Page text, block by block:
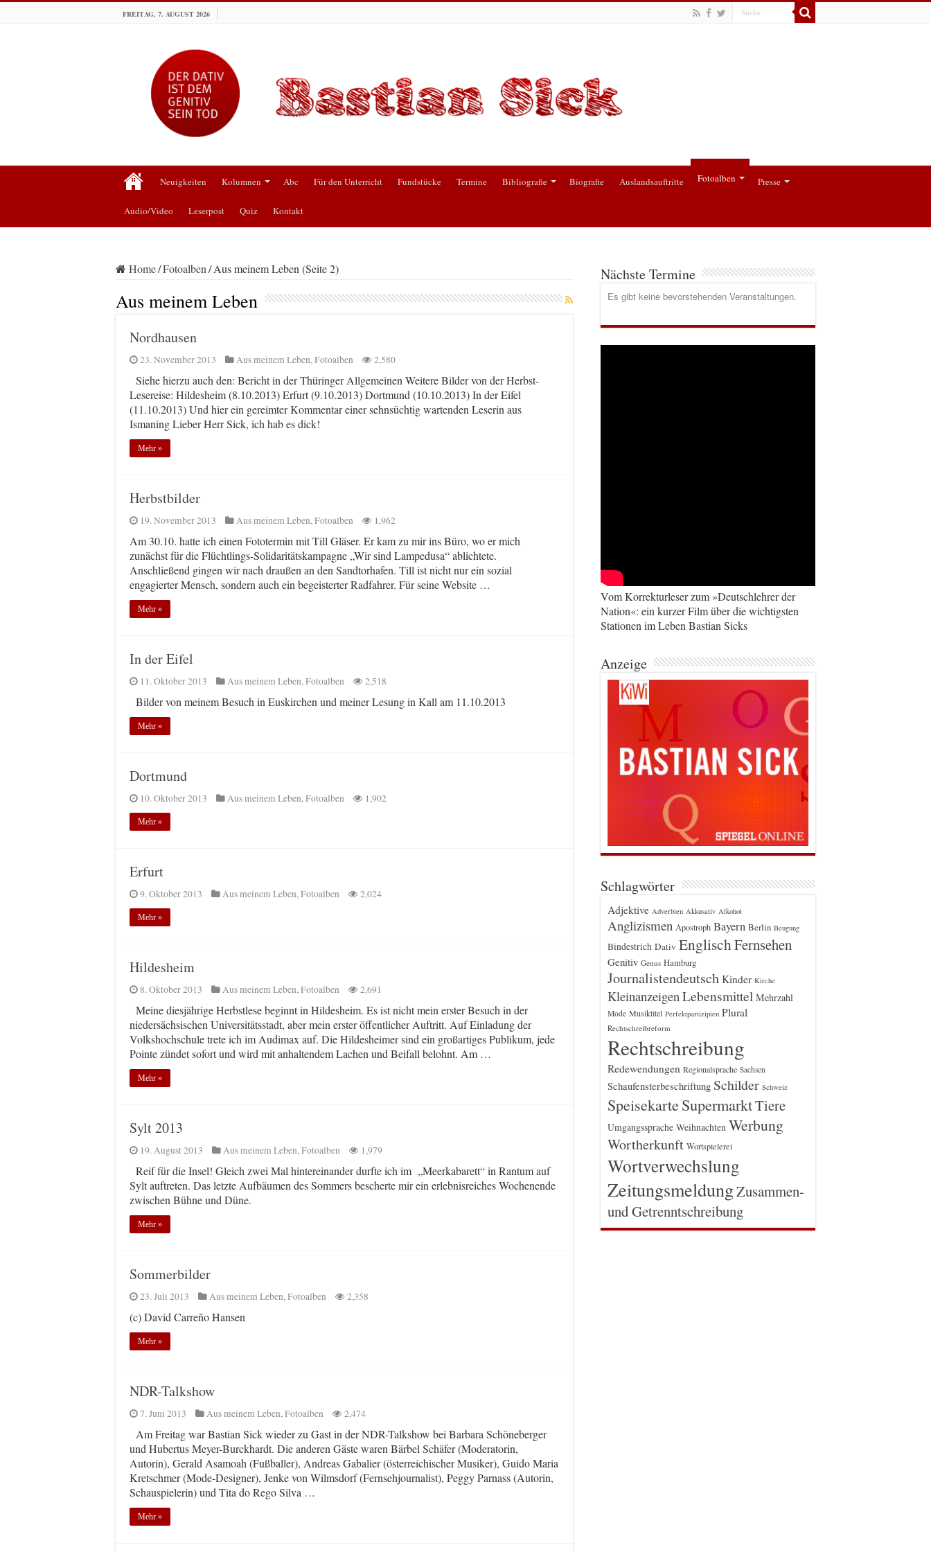
FREITAG, 7. AUGUST 2026
Neuigkeiten Kolumnen Abc Für den Unterricht Fundstücke Termine Bibliografie Biografie Auslandsauftritte Fotoalben Presse
Audio/Video Leserpost Quiz Kontakt
Home/Fotoalben/Aus meinem Leben (Seite 2)
Aus meinem Leben
Nordhausen
23. November 2013 Aus meinem Leben,Fotoalben 2,580
Siehe hierzu auch den: Bericht in der Thüringer Allgemeinen Weitere Bilder von der Herbst-
Lesereise: Hildesheim (8.10.2013) Erfurt (9.10.2013) Dortmund (10.10.2013) In der Eifel
(11.10.2013) Und hier ein gereimter Kommentar einer sehnsüchtig wartenden Leserin aus
Ismaning Lieber Herr Sick, ich hab es dick!
Mehr »
Herbstbilder
19. November 2013 Aus meinem Leben,Fotoalben 1,962
Am 30.10. hatte ich einen Fototermin mit Till Gläser. Er kam zu mir ins Büro, wo er mich
zunächst für die Flüchtlings-Solidaritätskampagne „Wir sind Lampedusa“ ablichtete.
Anschließend gingen wir nach draußen an den Sandtorhafen. Till ist nicht nur ein sozial
engagierter Mensch, sondern auch ein begeisterter Radfahrer. Für seine Website …
Mehr »
In der Eifel
11. Oktober 2013 Aus meinem Leben,Fotoalben 2,518
Bilder von meinem Besuch in Euskirchen und meiner Lesung in Kall am 11.10.2013
Mehr »
Dortmund
10. Oktober 2013 Aus meinem Leben,Fotoalben 1,902
Mehr »
Erfurt
9. Oktober 2013 Aus meinem Leben,Fotoalben 2,024
Mehr »
Hildesheim
8. Oktober 2013 Aus meinem Leben,Fotoalben 2,691
Meine diesjährige Herbstlese beginnt in Hildesheim. Es ist nicht mein erster Besuch in der
niedersächsischen Universitätsstadt, aber mein erster öffentlicher Auftritt. Auf Einladung der
Volkshochschule trete ich im Audimax auf. Die Hildesheimer sind ein großartiges Publikum, jede
Pointe zündet sofort und wird mit anhaltendem Lachen und Beifall belohnt. Am …
Mehr »
Sylt 2013
19. August 2013 Aus meinem Leben,Fotoalben 1,979
Reif für die Insel! Gleich zwei Mal hintereinander durfte ich im „Meerkabarett“ in Rantum auf
Sylt auftreten. Das letzte Aufbäumen des Sommers bescherte mir ein erlebnisreiches Wochenende
zwischen Bühne und Düne.
Mehr »
Sommerbilder
23. Juli 2013 Aus meinem Leben,Fotoalben 2,358
(c) David Carreño Hansen
Mehr »
NDR-Talkshow
7. Juni 2013 Aus meinem Leben,Fotoalben 2,474
Am Freitag war Bastian Sick wieder zu Gast in der NDR-Talkshow bei Barbara Schöneberger
und Hubertus Meyer-Burckhardt. Die anderen Gäste waren Bärbel Schäfer (Moderatorin,
Autorin), Gerald Asamoah (Fußballer), Andreas Gabalier (österreichischer Musiker), Guido Maria
Kretschmer (Mode-Designer), Jenke von Wilmsdorf (Fernsehjournalist), Peggy Parnass (Autorin,
Schauspielerin) und Tita do Rego Silva …
Mehr »
Nächste Termine
Es gibt keine bevorstehenden Veranstaltungen.
Vom Korrekturleser zum »Deutschlehrer der
Nation«: ein kurzer Film über die wichtigsten
Stationen im Leben Bastian Sicks
Anzeige
Schlagwörter
Adjektive Adverbien Akkusativ Alkohol
Anglizismen Apostroph Bayern Berlin Beugung
Bindestrich Dativ EnglischFernsehen
Genitiv Genus Hamburg
Journalistendeutsch Kinder Kirche
Kleinanzeigen Lebensmittel Mehrzahl
Mode Musiktitel Perfektpartizipien Plural
Rechtschreibreform
Rechtschreibung
Redewendungen Regionalsprache Sachsen
Schaufensterbeschriftung Schilder Schweiz
Speisekarte SupermarktTiere
Umgangssprache Weihnachten Werbung
Wortherkunft Wortspielerei
Wortverwechslung
ZeitungsmeldungZusammen-
und Getrenntschreibung